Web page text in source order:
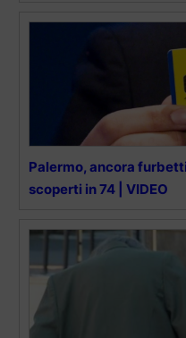
Palermo, ancora
scoperti in 74 | VIDEO